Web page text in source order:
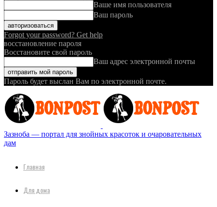
Ваше имя пользователя
Ваш пароль
Forgot your password? Get help
восстановление пароля
Восстановите свой пароль
Ваш адрес электронной почты
Пароль будет выслан Вам по электронной почте.
Зазноба — портал для знойных красоток и очаровательных
дам
Главная
Для дома